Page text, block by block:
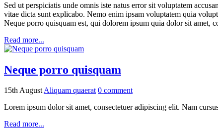
Sed ut perspiciatis unde omnis iste natus error sit voluptatem
vitae dicta sunt explicabo. Nemo enim ipsam voluptatem quia
Neque porro quisquam est, qui dolorem ipsum quia dolor sit amet,
Read more...
Neque porro quisquam
15th AugustAliquam quaerat 0 comment
Lorem ipsum dolor sit amet, consectetuer adipiscing elit. Nam
Read more...